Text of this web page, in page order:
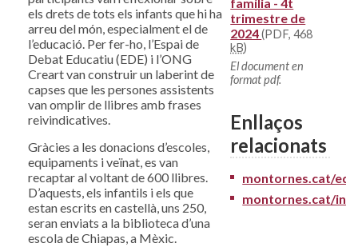
els drets de tots els infants que hi ha
arreu del món, especialment el de
l’educació. Per fer-ho, l’Espai de
Debat Educatiu (EDE) i l’ONG
Creart van construir un laberint de
capses que les persones assistents
van omplir de llibres amb frases
reivindicatives.
Gràcies a les donacions d’escoles,
equipaments i veïnat, es van
recaptar al voltant de 600 llibres.
D’aquests, els infantils i els que
estan escrits en castellà, uns 250,
seran enviats a la biblioteca d’una
escola de Chiapas, a Mèxic.
trimestre de
2024(PDF, 468
kB)
El document en
format pdf.
Enllaços
relacionats
montornes.cat/
montornes.cat/